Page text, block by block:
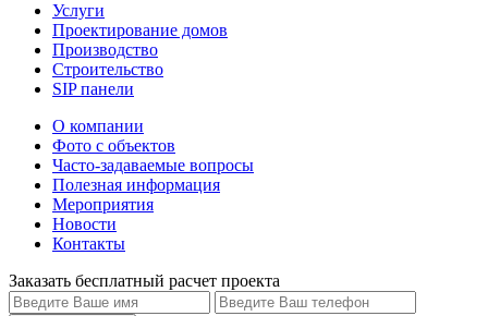
Услуги
Проектирование домов
Производство
Строительство
SIP панели
О компании
Фото с объектов
Часто-задаваемые вопросы
Полезная информация
Мероприятия
Новости
Контакты
Заказать бесплатный расчет проекта